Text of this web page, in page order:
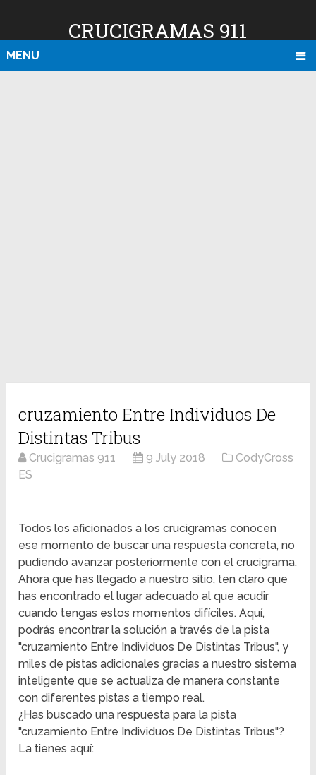
CRUCIGRAMAS 911
MENU
cruzamiento Entre Individuos De
Distintas Tribus
Crucigramas 911 9 July 2018
CodyCross
ES
Todos los aficionados a los crucigramas conocen
ese momento de buscar una respuesta concreta, no
pudiendo avanzar posteriormente con el crucigrama.
Ahora que has llegado a nuestro sitio, ten claro que
has encontrado el lugar adecuado al que acudir
cuando tengas estos momentos difíciles. Aquí,
podrás encontrar la solución a través de la pista
"cruzamiento Entre Individuos De Distintas Tribus", y
miles de pistas adicionales gracias a nuestro sistema
inteligente que se actualiza de manera constante
con diferentes pistas a tiempo real.
¿Has buscado una respuesta para la pista
"cruzamiento Entre Individuos De Distintas Tribus"?
La tienes aquí: